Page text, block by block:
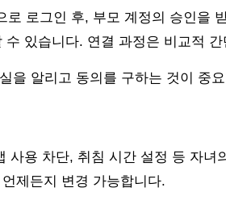
로 로그인 후, 부모 계정의 승인을
있습니다. 연결 과정은 비교적 간
을 알리고 동의를 구하는 것이 중
사용 차단, 취침 시간 설정 등 자녀
제든지 변경 가능합니다.